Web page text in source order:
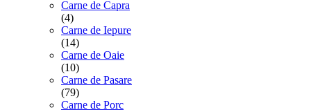
Carne de Capra
(4)
Carne de Iepure
(14)
Carne de Oaie
(10)
Carne de Pasare
(79)
Carne de Porc